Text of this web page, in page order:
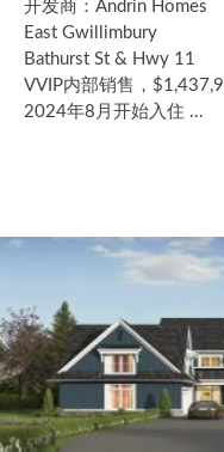
开发商：Andrin Homes
East Gwillimbury
Bathurst St & Hwy 11
VVIP内部销售，
2024年8月开始入住 ...